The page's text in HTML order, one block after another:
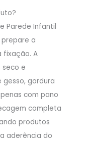
Parede Infantil
prepare a
fixação. A
seco e
gordura
com pano
completa
produtos
aderência do